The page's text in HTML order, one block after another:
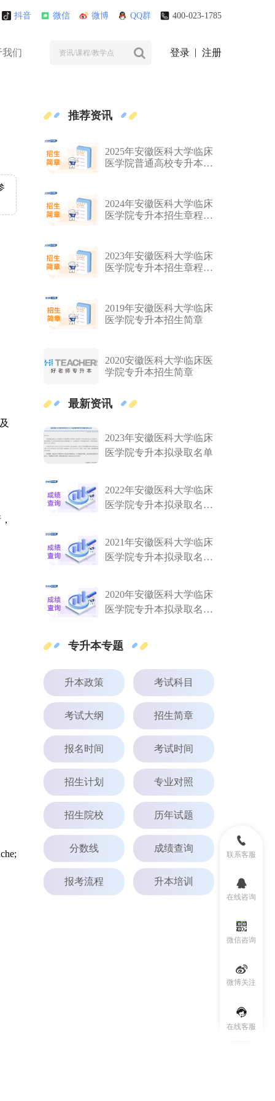
抖音 微信 微博 QQ群 400-023-1785
我们 登录 注册
联系客服
在线咨询
微信咨询
微博关注
在线客服
推荐资讯
2025年安徽医科大学临床
医学院普通高校专升本招
2024年安徽医科大学临床
医学院专升本招生章程公
2023年安徽医科大学临床
医学院专升本招生章程公
2019年安徽医科大学临床
医学院专升本招生简章
2020安徽医科大学临床医
学院专升本招生简章
最新资讯
2023年安徽医科大学临床
医学院专升本拟录取名单
2022年安徽医科大学临床
医学院专升本拟录取名单
2021年安徽医科大学临床
医学院专升本拟录取名单
2020年安徽医科大学临床
医学院专升本拟录取名单
专升本专题
升本政策 考试科目
考试大纲 招生简章
报名时间 考试时间
招生计划 专业对照
招生院校 历年试题
分数线 成绩查询
报考流程 升本培训